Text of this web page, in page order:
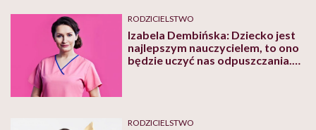
RODZICIELSTWO
Izabela Dembińska: Dziecko jest
najlepszym nauczycielem, to ono
będzie uczyć nas odpuszczania.
RODZICIELSTWO